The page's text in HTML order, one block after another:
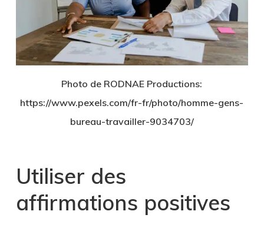
Photo de RODNAE Productions:
https://www.pexels.com/fr-fr/photo/homme-gens-
bureau-travailler-9034703/
Utiliser des
affirmations positives